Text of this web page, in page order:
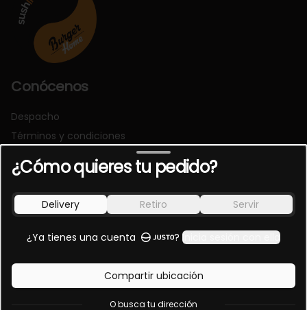
Conócenos
Despacho
Términos y condiciones
Política de privacidad
Instagram
Facebook
Mi cuenta
¿Cómo quieres tu pedido?
Delivery Retiro Servir
¿Ya tienes una cuenta ? Inicia sesión con ella
Compartir ubicación
O busca tu dirección